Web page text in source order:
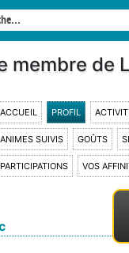
membre de
ACCUEIL PROFIL
ANIMES SUIVIS GOÛTS
PARTICIPATIONS VOS